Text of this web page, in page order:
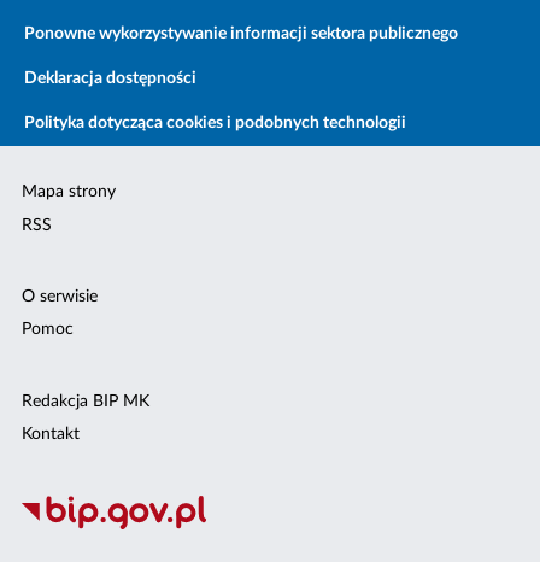
Ponowne wykorzystywanie informacji sektora publicznego
Deklaracja dostępności
Polityka dotycząca cookies i podobnych technologii
Mapa strony
RSS
O serwisie
Pomoc
Redakcja BIP MK
Kontakt